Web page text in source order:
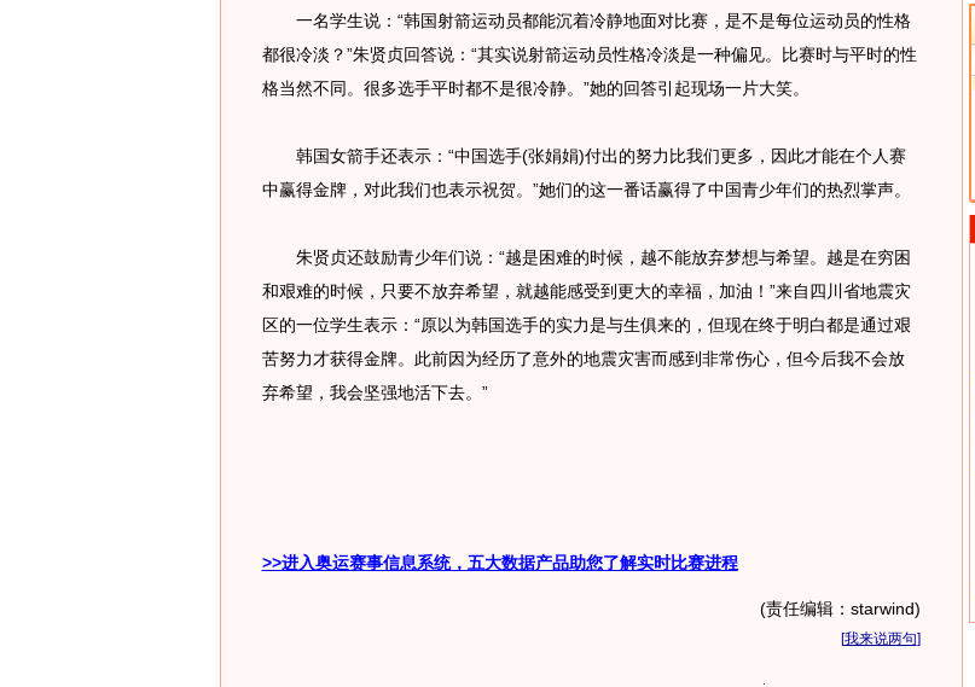
一名学生说：“韩国射箭运动员都能沉着冷静地面对比赛，是不是每位运动员的性格
都很冷淡？”朱贤贞回答说：“其实说射箭运动员性格冷淡是一种偏见。比赛时与平时的性
格当然不同。很多选手平时都不是很冷静。”她的回答引起现场一片大笑。
韩国女箭手还表示：“中国选手(张娟娟)付出的努力比我们更多，因此才能在个人赛
中赢得金牌，对此我们也表示祝贺。”她们的这一番话赢得了中国青少年们的热烈掌声。
朱贤贞还鼓励青少年们说：“越是困难的时候，越不能放弃梦想与希望。越是在穷困
和艰难的时候，只要不放弃希望，就越能感受到更大的幸福，加油！”来自四川省地震灾
区的一位学生表示：“原以为韩国选手的实力是与生俱来的，但现在终于明白都是通过艰
苦努力才获得金牌。此前因为经历了意外的地震灾害而感到非常伤心，但今后我不会放
弃希望，我会坚强地活下去。”
>>进入奥运赛事信息系统，五大数据产品助您了解实时比赛进程
(责任编辑：starwind)
[我来说两句]